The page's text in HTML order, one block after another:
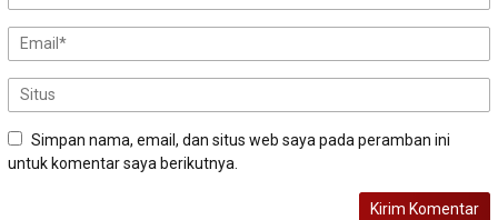
Simpan nama, email, dan situs web saya pada peramban ini
untuk komentar saya berikutnya.